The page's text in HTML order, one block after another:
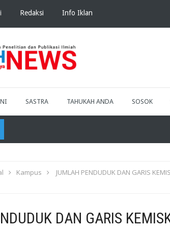
Redaksi Info Iklan
SASTRA TAHUKAH ANDA SOSOK
Kampus
JUMLAH PENDUDUK DAN GARIS
DAN GARIS